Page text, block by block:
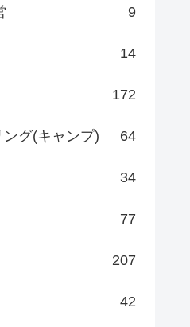
9
14
172
グ(キャンプ) 64
34
77
207
42